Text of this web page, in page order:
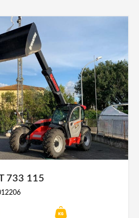
733 115